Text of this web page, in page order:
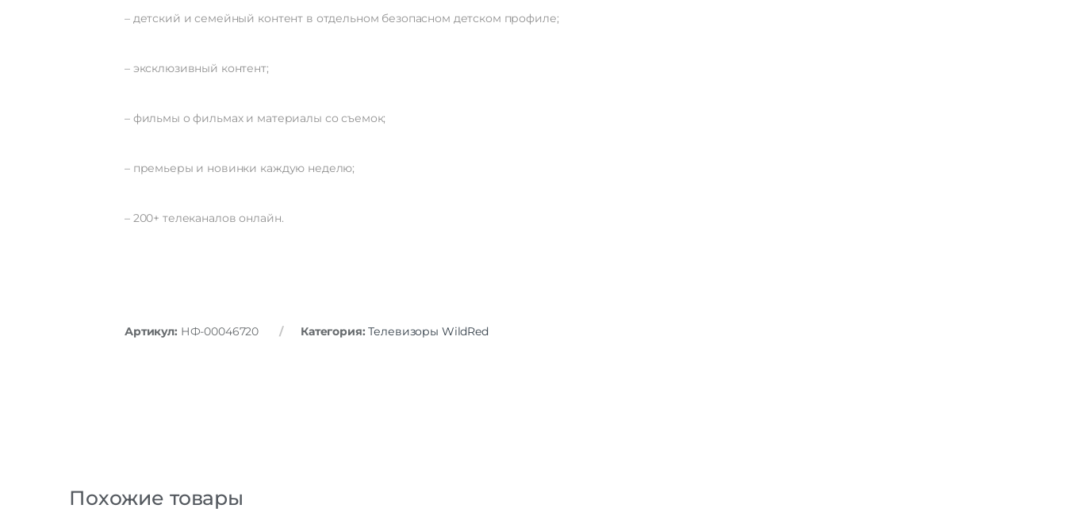
– детский и семейный контент в отдельном безопасном детском профиле;
– эксклюзивный контент;
– фильмы о фильмах и материалы со съемок;
– премьеры и новинки каждую неделю;
– 200+ телеканалов онлайн.
Артикул: НФ-00046720 Категория:Телевизоры WildRed
Похожие товары